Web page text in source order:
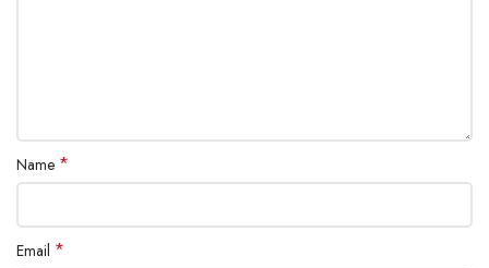
Name *
Email *